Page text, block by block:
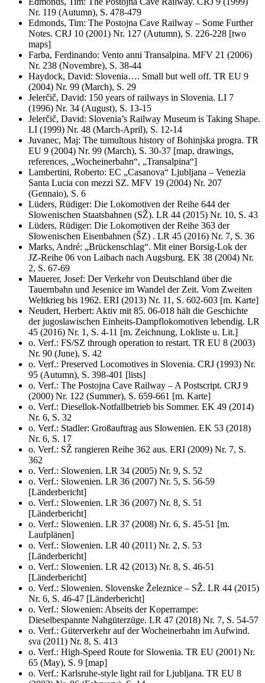
Nr. 119 (Autumn), S. 478-479
Edmonds, Tim: The Postojna Cave Railway – Some Further
Notes. CRJ 10 (2001) Nr. 127 (Autumn), S. 226-228 [two
maps]
Farba, Ferdinando: Vento anni Transalpina. MFV 21 (2006)
Nr. 238 (Novembre), S. 38-44
Haydock, David: Slovenia…. Small but well off. TR EU 9
(2004) Nr. 99 (March), S. 29
Jelerčič, David: 150 years of railways in Slovenia. LI 7
(1996) Nr. 34 (August), S. 13-15
Jelerčič, David: Slovenia’s Railway Museum is Taking Shape.
LI (1999) Nr. 48 (March-April), S. 12-14
Juvanec, Maj: The tumultous history of Bohinjska progra. TR
EU 9 (2004) Nr. 99 (March), S. 30-37 [map, drawings,
references, „Wocheinerbahn“, „Transalpina“]
Lambertini, Roberto: EC „Casanova“ Ljubljana – Venezia
Santa Lucia con mezzi SZ. MFV 19 (2004) Nr. 207
(Gennaio), S. 6
Lüders, Rüdiger: Die Lokomotiven der Reihe 644 der
Slowenischen Staatsbahnen (SŽ). LR 44 (2015) Nr. 10, S. 43
Lüders, Rüdiger: Die Lokomotiven der Reihe 363 der
Slowenischen Eisenbahnen (ŠZ) . LR 45 (2016) Nr. 7, S. 36
Marks, André: „Brückenschlag“. Mit einer Borsig-Lok der
JZ-Reihe 06 von Laibach nach Augsburg. EK 38 (2004) Nr.
2, S. 67-69
Mauerer, Josef: Der Verkehr von Deutschland über die
Tauernbahn und Jesenice im Wandel der Zeit. Vom Zweiten
Weltkrieg bis 1962. ERI (2013) Nr. 11, S. 602-603 [m. Karte]
Neudert, Herbert: Aktiv mit 85. 06-018 hält die Geschichte
der jugoslawischen Einheits-Dampflokomotiven lebendig. LR
45 (2016) Nr. 1, S. 4-11 [m. Zeichnung, Lokliste u. Lit.]
o. Verf.: FS/SZ through operation to restart. TR EU 8 (2003)
Nr. 90 (June), S. 42
o. Verf.: Preserved Locomotives in Slovenia. CRJ (1993) Nr.
95 (Autumn), S. 398-401 [lists]
o. Verf.: The Postojna Cave Railway – A Postscript. CRJ 9
(2000) Nr. 122 (Summer), S. 659-661 [m. Karte]
o. Verf.: Diesellok-Notfallbetrieb bis Sommer. EK 49 (2014)
Nr. 6, S. 32
o. Verf.: Stadler: Großauftrag aus Slowenien. EK 53 (2018)
Nr. 6, S. 17
o. Verf.: SŽ rangieren Reihe 362 aus. ERI (2009) Nr. 7, S.
362
o. Verf.: Slowenien. LR 34 (2005) Nr. 9, S. 52
o. Verf.: Slowenien. LR 36 (2007) Nr. 5, S. 56-59
[Länderbericht]
o. Verf.: Slowenien. LR 36 (2007) Nr. 8, S. 51
[Länderbericht]
o. Verf.: Slowenien. LR 37 (2008) Nr. 6, S. 45-51 [m.
Laufplänen]
o. Verf.: Slowenien. LR 40 (2011) Nr. 2, S. 53
[Länderbericht]
o. Verf.: Slowenien. LR 42 (2013) Nr. 8, S. 46-51
[Länderbericht]
o. Verf.: Slowenien. Slovenske Železnice – SŽ. LR 44 (2015)
Nr. 6, S. 46-47 [Länderbericht]
o. Verf.: Slowenien: Abseits der Koperrampe:
Dieselbespannte Nahgüterzüge. LR 47 (2018) Nr. 7, S. 54-57
o. Verf.: Güterverkehr auf der Wocheinerbahn im Aufwind.
sva (2011) Nr. 8, S. 413
o. Verf.: High-Speed Route for Slowenia. TR EU (2001) Nr.
65 (May), S. 9 [map]
o. Verf.: Karlsruhe-style light rail for Ljubljana. TR EU 8